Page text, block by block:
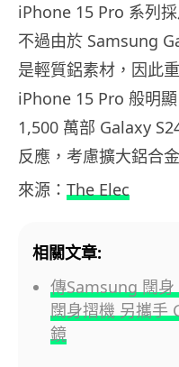
iPhone 15 Pro 系列
不過由於 Samsung
是輕質鋁素材，因此
iPhone 15 Pro 般明
1,500 萬部 Galaxy
反應，考慮擴大鋁合
來源： The Elec
相關文章:
傳Samsung 闊
闊身摺機 另攜手
鏡